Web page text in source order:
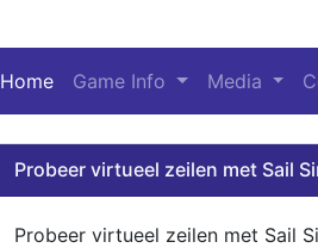
Home (current)
Game Info Media
Probeer virtueel zeilen met Sail
Probeer virtueel zeilen met Sail